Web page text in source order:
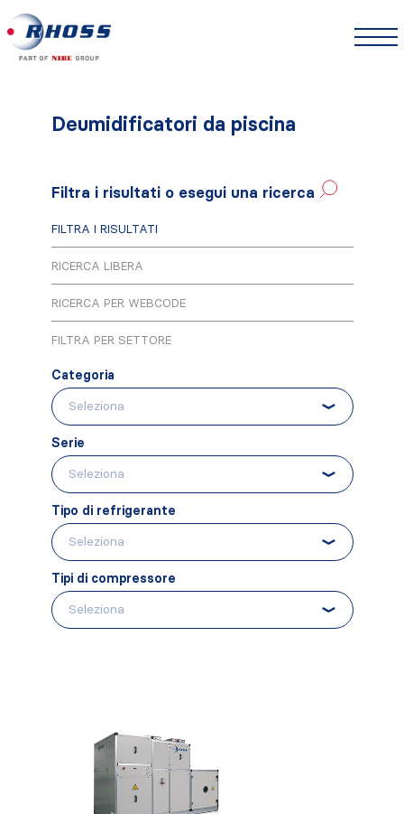
Deumidificatori da piscina
Filtra i risultati o esegui una ricerca
FILTRA I RISULTATI
RICERCA LIBERA
RICERCA PER WEBCODE
FILTRA PER SETTORE
Categoria
Serie
Tipo di refrigerante
Tipi di compressore